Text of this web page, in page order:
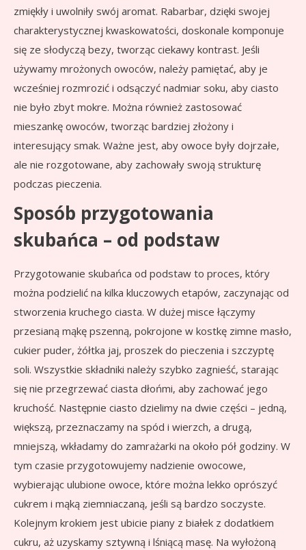
zmiękły i uwolniły swój aromat. Rabarbar, dzięki swojej
charakterystycznej kwaskowatości, doskonale komponuje
się ze słodyczą bezy, tworząc ciekawy kontrast. Jeśli
używamy mrożonych owoców, należy pamiętać, aby je
wcześniej rozmrozić i odsączyć nadmiar soku, aby ciasto
nie było zbyt mokre. Można również zastosować
mieszankę owoców, tworząc bardziej złożony i
interesujący smak. Ważne jest, aby owoce były dojrzałe,
ale nie rozgotowane, aby zachowały swoją strukturę
podczas pieczenia.
Sposób przygotowania
skubańca – od podstaw
Przygotowanie skubańca od podstaw to proces, który
można podzielić na kilka kluczowych etapów, zaczynając od
stworzenia kruchego ciasta. W dużej misce łączymy
przesianą mąkę pszenną, pokrojone w kostkę zimne masło,
cukier puder, żółtka jaj, proszek do pieczenia i szczyptę
soli. Wszystkie składniki należy szybko zagnieść, starając
się nie przegrzewać ciasta dłońmi, aby zachować jego
kruchość. Następnie ciasto dzielimy na dwie części – jedną,
większą, przeznaczamy na spód i wierzch, a drugą,
mniejszą, wkładamy do zamrażarki na około pół godziny. W
tym czasie przygotowujemy nadzienie owocowe,
wybierając ulubione owoce, które można lekko oprószyć
cukrem i mąką ziemniaczaną, jeśli są bardzo soczyste.
Kolejnym krokiem jest ubicie piany z białek z dodatkiem
cukru, aż uzyskamy sztywną i lśniącą masę. Na wyłożoną